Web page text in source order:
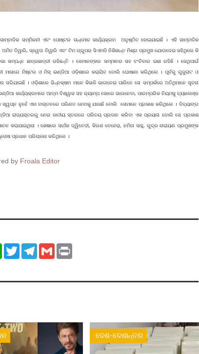
ସମ୍ମିଳନୀ ଏବଂ ପୋଷ୍ଟର ଉନ୍ମୋଚ କାର୍ଯ୍ୟକ୍ରମ ଅନୁଷ୍ଠିତ ହୋଇଯାଇଛି । ଏହି ସାମ୍ବାଦିକ
ଅମିତ ତିୱାରି, ସ୍ୱେତା ତିୱାରି ଏବଂ ଟିମ ଗ୍ରୁପର ସିଏମଡି ନିଶିକାନ୍ତ ମିଶ୍ର ପ୍ରମୁଖ ଯୋଗଦେଇ କହିଥିଲେ କି
ଛାତ୍ରଛାତ୍ରୀ ରହିଛନ୍ତି । ସେମାନଙ୍କର ସମ୍ମାନର ସହ ବଂଚିବାର ଇଛା ରହିଛି । ସେଥିପାଇଁ
ମାସରେ ମିଷ୍ଟର ଓ ମିସ୍ ଇଣ୍ଡିଆ ଓଡ଼ିଶାରେ କରାଯିବ ବୋଲି ଘୋଷଣା କରିଥିଲେ । ପୂର୍ବରୁ ଗୁଜୁରାଟ ଓ
। ଓଡ଼ିଶାରେ ଭିନ୍ନକ୍ଷମ ମାନେ କିଭଳି ଭାଗନେଇ ପାରିବେ ସେ ସମ୍ପର୍କରେ ଅତିଥିମାନେ ସୂଚନା
କାର୍ଯ୍ୟକ୍ରମରେ ଆତ୍ମ ବିଶ୍ୱାସ ସହ ର‌୍ୟାମ୍ପ ସୋରେ ଭାଗନେବା, ପାରମ୍ପରିକ ନିୟମକୁ ଚ୍ୟାଲେଞ୍ଜ
ସ୍ୱପ୍ନ ନୁହେଁ ଏହା ବାସ୍ତବରେ ପରିଣତ ହେବାକୁ ଯାଉଛି ବୋଲି ସେମାନେ ପ୍ରକାଶ କରିଥିଲେ । ଦିବ୍ୟାଙ୍ଗ
ରାଜ୍ୟସ୍ତରରୁ ନେଇ ଜାତୀୟ ସ୍ତରରେ ପରିଚୟ ପ୍ରଦାନ କରିବା ଏକ ପ୍ରୟାସ ବୋଲି ସେ ପ୍ରକାଶ
। ଶେଷରେ ସାର୍ଥକ ଦ୍ୱିବେଦୀ, କିରଣ ବେହେରା, ନମିତା ସାହୁ, ରୁଦ୍ର ନାରାୟଣ ପ୍ରମୁଖଙ୍କ
ପ୍ରଧାନ ପରିଚାଳନା କରିଥିଲେ ।
by Froala Editor
WhatsApp
TwitterTelegram
Gmail
ଦେଶ-ଦେଶାନ୍ତର